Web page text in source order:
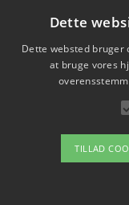
Hvordan du får
vedvarende
Om /
Dette
Dette websted bruger
at bruge vores
TILLAD